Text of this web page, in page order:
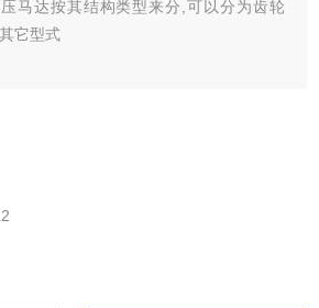
马达按其结构类型来分,可以分为齿轮
它型式